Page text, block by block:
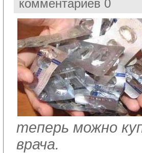
комментариев 0
теперь можно
врача.